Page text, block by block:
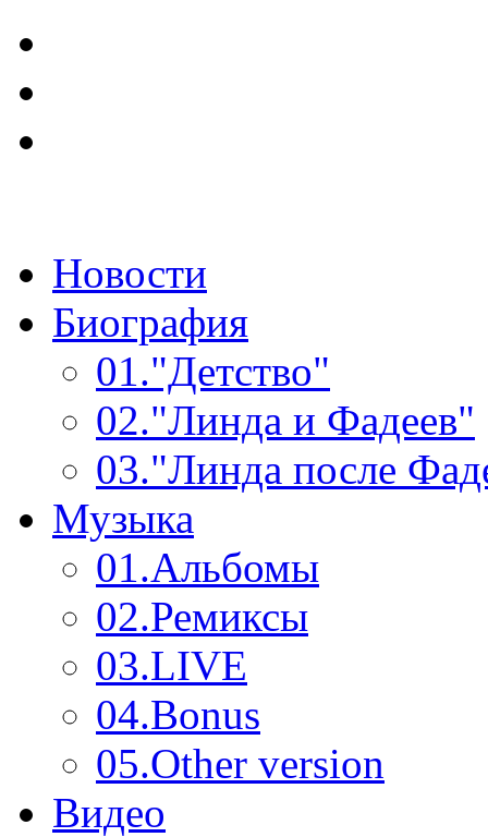
Новости
Биография
01."Детство"
02."Линда и Фадеев"
03."Линда после
Музыка
01.Альбомы
02.Ремиксы
03.LIVE
04.Bonus
05.Other version
Видео